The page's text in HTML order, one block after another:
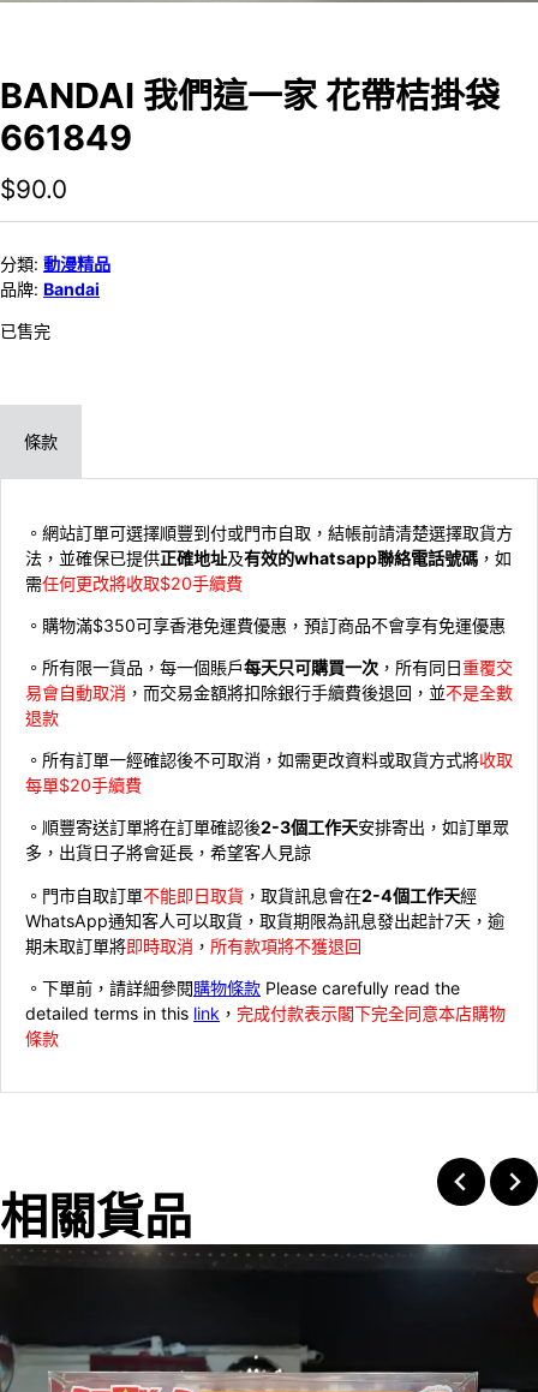
BANDAI 我們這一家 花帶桔掛袋
661849
$90.0
分類: 動漫精品
品牌: Bandai
已售完
條款
。網站訂單可選擇順豐到付或門市自取，結帳前請清楚選擇取貨方
法，並確保已提供正確地址及有效的whatsapp聯絡電話號碼 ，如
需任何更改將收取$20手續費
。購物滿$350可享香港免運費優惠，預訂商品不會享有免運優惠
。所有限一貨品，每一個賬戶每天只可購買一次 ，所有同日重覆交
易會自動取消 ，而交易金額將扣除銀行手續費後退回，並不是全數
退款
。所有訂單一經確認後不可取消，如需更改資料或取貨方式將收取
每單$20手續費
。順豐寄送訂單將在訂單確認後2-3個工作天安排寄出，如訂單眾
多，出貨日子將會延長，希望客人見諒
。門市自取訂單不能即日取貨 ，取貨訊息會在2-4個工作天經
WhatsApp通知客人可以取貨，取貨期限為訊息發出起計7天，逾
期未取訂單將即時取消 ， 所有款項將不獲退回
。下單前，請詳細參閱購物條款 Please carefully read the
detailed terms in this link ， 完成付款表示閣下完全同意本店購物
條款
相關貨品